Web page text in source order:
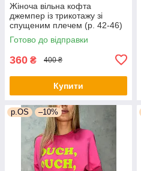
Жіноча вільна кофта
джемпер із трикотажу зі
спущеним плечем (р. 42-46)
1043188r
Готово до відправки
360 ₴ 400 ₴
Купити
р.OS –10%